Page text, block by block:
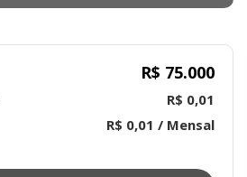
R$ 75.000
R$ 0,01
R$ 0,01 / Mensal